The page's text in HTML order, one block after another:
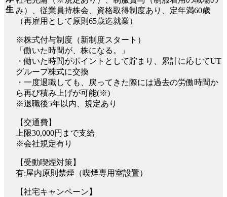
生 み）、従業員持株会、資格取得制度あり、定年満60歳
（再雇用として原則65歳迄就業）
※株式付与制度（新制度スタート）
「働いた時間が、株になる。」
・働いた時間がポイントとして貯まり、累計に応じてUT
グループ株式に交換
・一度退職しても、戻ってきた際には過去の労働時間か
ら再び積み上げが可能(※)
※退職後5年以内、規定あり
【交通費】
上限30,000円まで支給
※会社規定有り
【受動喫煙対策】
有:屋内原則禁煙（喫煙専用室設置）
【社宅キャンペーン】